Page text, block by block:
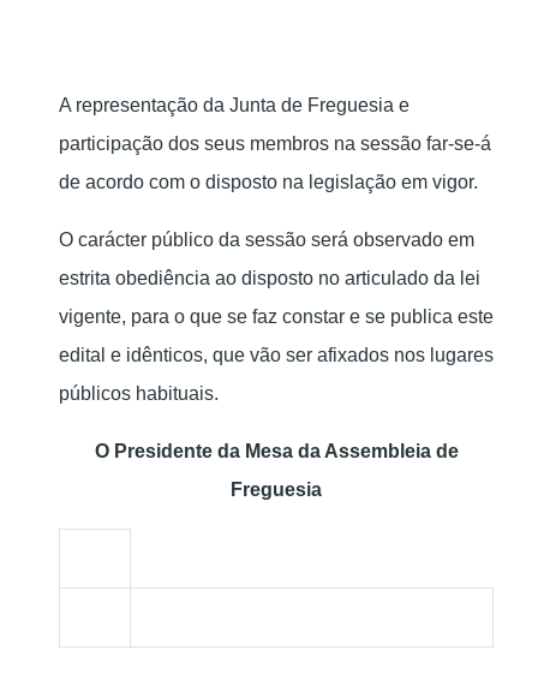
A representação da Junta de Freguesia e
participação dos seus membros na sessão far-se-á
de acordo com o disposto na legislação em vigor.
O carácter público da sessão será observado em
estrita obediência ao disposto no articulado da lei
vigente, para o que se faz constar e se publica este
edital e idênticos, que vão ser afixados nos lugares
públicos habituais.
O Presidente da Mesa da Assembleia de
Freguesia